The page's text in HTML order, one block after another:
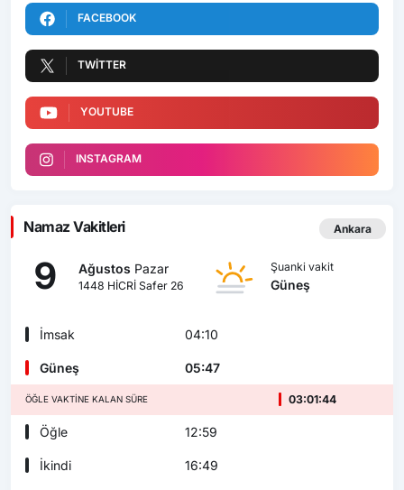
FACEBOOK
TWITTER
YOUTUBE
INSTAGRAM
Namaz Vakitleri Ankara
9 Ağustos Pazar
1448 HİCRİ Safer 26
Şuanki vakit
Güneş
İmsak 04:10
Güneş 05:47
ÖĞLE VAKTINE KALAN SÜRE 03:01:42
Öğle 12:59
İkindi 16:49